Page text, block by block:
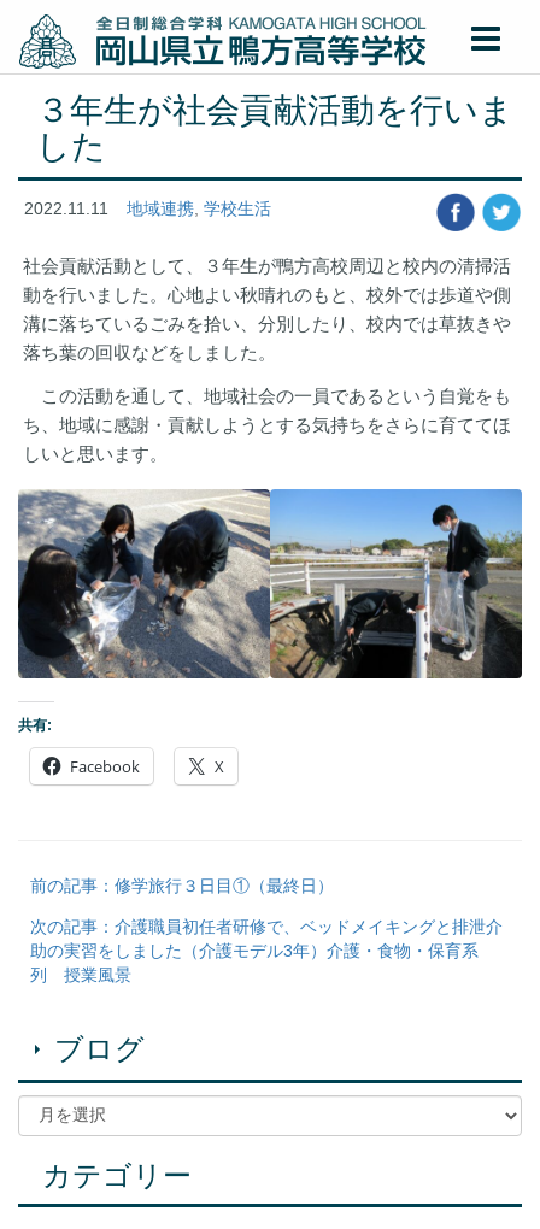
３年生が社会貢献活動を行いま
した
2022.11.11 地域連携 学校生活
社会貢献活動として、３年生が鴨方高校周辺と校内の清掃活
動を行いました。心地よい秋晴れのもと、校外では歩道や側
溝に落ちているごみを拾い、分別したり、校内では草抜きや
落ち葉の回収などをしました。
この活動を通して、地域社会の一員であるという自覚をも
ち、地域に感謝・貢献しようとする気持ちをさらに育ててほ
しいと思います。
共有:
Facebook X
前の記事：修学旅行３日目①（最終日）
次の記事：介護職員初任者研修で、ベッドメイキングと排泄介
助の実習をしました（介護モデル3年）介護・食物・保育系
列 授業風景
ブログ
カテゴリー